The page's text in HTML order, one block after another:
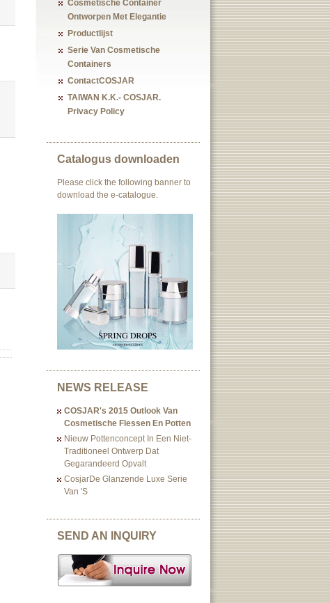
Cosmetische Container
Ontworpen Met Elegantie
Productlijst
Serie Van Cosmetische
Containers
ContactCOSJAR
TAIWAN K.K.- COSJAR.
Privacy Policy
Catalogus downloaden
Please click the following banner to
download the e-catalogue.
NEWS RELEASE
COSJAR's 2015 Outlook Van
Cosmetische Flessen En Potten
Nieuw Pottenconcept In Een Niet-
Traditioneel Ontwerp Dat
Gegarandeerd Opvalt
CosjarDe Glanzende Luxe Serie
Van 's
SEND AN INQUIRY